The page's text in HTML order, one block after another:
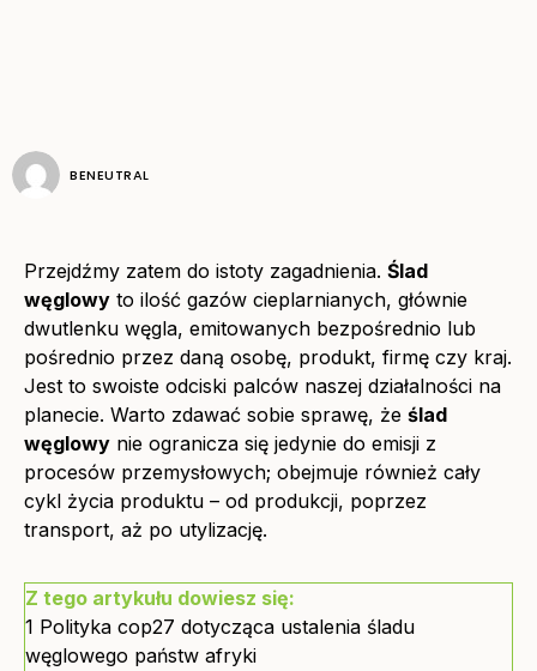
BENEUTRAL
Przejdźmy zatem do istoty zagadnienia. Ślad
węglowy to ilość gazów cieplarnianych, głównie
dwutlenku węgla, emitowanych bezpośrednio lub
pośrednio przez daną osobę, produkt, firmę czy kraj.
Jest to swoiste odciski palców naszej działalności na
planecie. Warto zdawać sobie sprawę, że ślad
węglowy nie ogranicza się jedynie do emisji z
procesów przemysłowych; obejmuje również cały
cykl życia produktu – od produkcji, poprzez
transport, aż po utylizację.
Z tego artykułu dowiesz się:
1 Polityka cop27 dotycząca ustalenia śladu
węglowego państw afryki